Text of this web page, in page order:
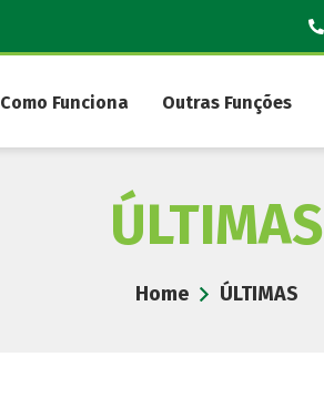
Como Funciona Outras Funções
ÚLTIMAS
Home ÚLTIMAS